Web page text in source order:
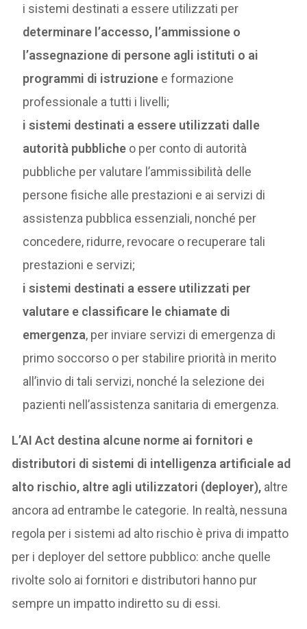
i sistemi destinati a essere utilizzati per
determinare l’accesso, l’ammissione o
l’assegnazione di persone agli istituti o ai
programmi di istruzione e formazione
professionale a tutti i livelli;
i sistemi destinati a essere utilizzati dalle
autorità pubbliche o per conto di autorità
pubbliche per valutare l’ammissibilità delle
persone fisiche alle prestazioni e ai servizi di
assistenza pubblica essenziali, nonché per
concedere, ridurre, revocare o recuperare tali
prestazioni e servizi;
i sistemi destinati a essere utilizzati per
valutare e classificare le chiamate di
emergenza, per inviare servizi di emergenza di
primo soccorso o per stabilire priorità in merito
all’invio di tali servizi, nonché la selezione dei
pazienti nell’assistenza sanitaria di emergenza.
L’AI Act destina alcune norme ai fornitori e
distributori di sistemi di intelligenza artificiale ad
alto rischio, altre agli utilizzatori (deployer), altre
ancora ad entrambe le categorie. In realtà, nessuna
regola per i sistemi ad alto rischio è priva di impatto
per i deployer del settore pubblico: anche quelle
rivolte solo ai fornitori e distributori hanno pur
sempre un impatto indiretto su di essi.